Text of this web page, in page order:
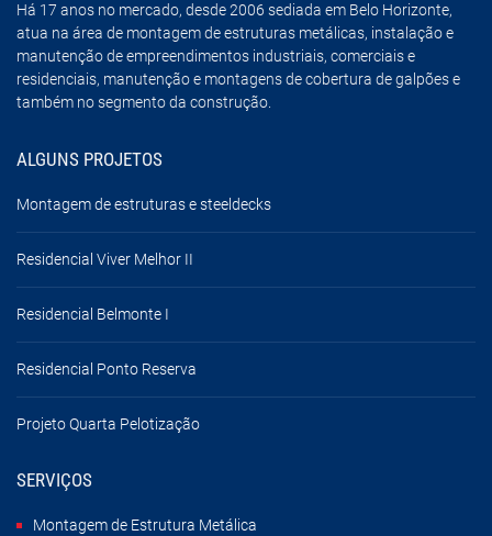
Há 17 anos no mercado, desde 2006 sediada em Belo Horizonte,
atua na área de montagem de estruturas metálicas, instalação e
manutenção de empreendimentos industriais, comerciais e
residenciais, manutenção e montagens de cobertura de galpões e
também no segmento da construção.
ALGUNS PROJETOS
Montagem de estruturas e steeldecks
Residencial Viver Melhor II
Residencial Belmonte I
Residencial Ponto Reserva
Projeto Quarta Pelotização
SERVIÇOS
Montagem de Estrutura Metálica